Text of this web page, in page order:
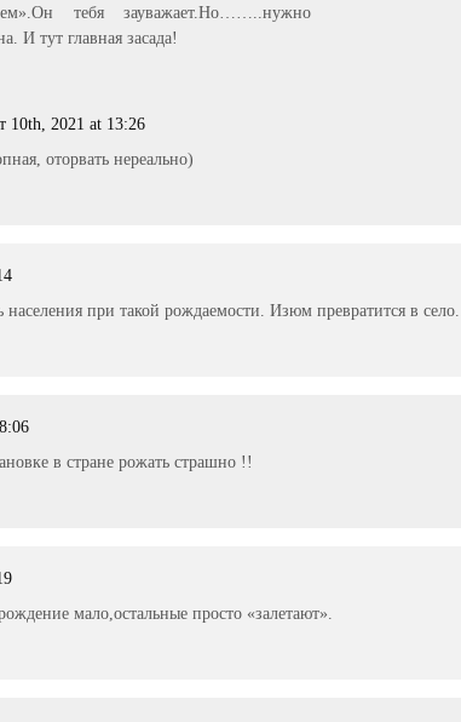
тебя зауважает.Но……..нужно
И тут главная засада!
10th, 2021 at 13:26
оторвать нереально)
населения при такой рождаемости. Изюм превратится в село.
в стране рожать страшно !!
мало,остальные просто «залетают».